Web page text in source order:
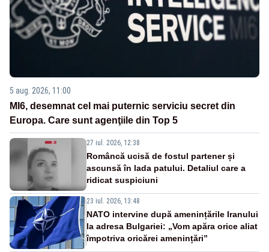
5 aug. 2026, 11:00
MI6, desemnat cel mai puternic serviciu secret din
Europa. Care sunt agenţiile din Top 5
27 iul. 2026, 12:38
Româncă ucisă de fostul partener și
ascunsă în lada patului. Detaliul care a
ridicat suspiciuni
23 iul. 2026, 13:48
NATO intervine după amenințările Iranului
la adresa Bulgariei: „Vom apăra orice aliat
împotriva oricărei amenințări”